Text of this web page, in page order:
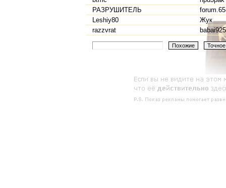
РАЗРУШИТЕЛЬ
Leshiy80
Жук
razzvrat
babai925